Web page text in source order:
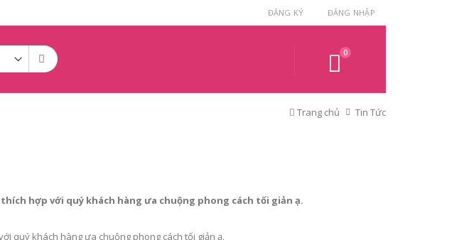
ĐĂNG KÝ ĐĂNG NHẬP
0
Trang chủ Tin Tức
hợp với quý khách hàng ưa chuộng phong cách tối giản ạ.
quý khách hàng ưa chuộng phong cách tối giản ạ.